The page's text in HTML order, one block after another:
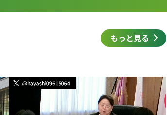
もっと見る